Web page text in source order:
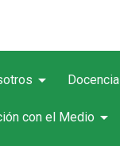
arrow_drop_down Docencia
con el Medio arrow_drop_down